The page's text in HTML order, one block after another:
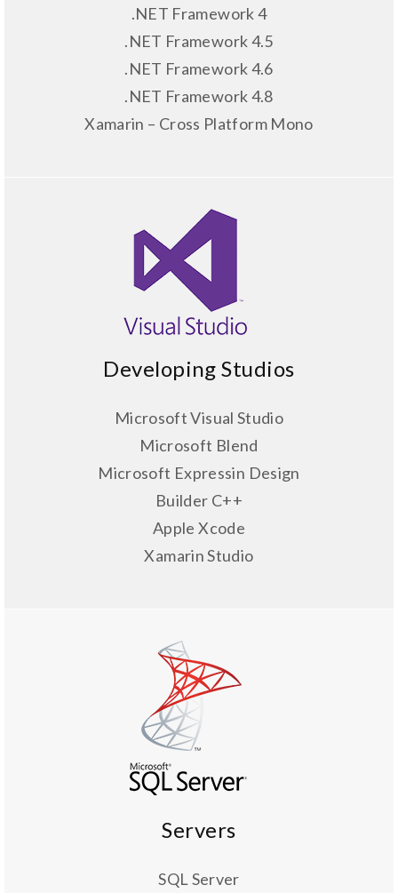
.NET Framework 4
.NET Framework 4.5
.NET Framework 4.6
.NET Framework 4.8
Xamarin – Cross Platform Mono
Developing Studios
Microsoft Visual Studio
Microsoft Blend
Microsoft Expressin Design
Builder C++
Apple Xcode
Xamarin Studio
Servers
SQL Server